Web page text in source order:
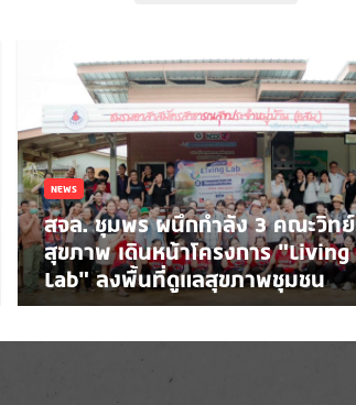
NEWS
สจล. ชุมพร ผนึกกำลัง 3 คณะวิทย์
สุขภาพ เดินหน้าโครงการ “Living
Lab” ลงพื้นที่ดูแลสุขภาพชุมชน